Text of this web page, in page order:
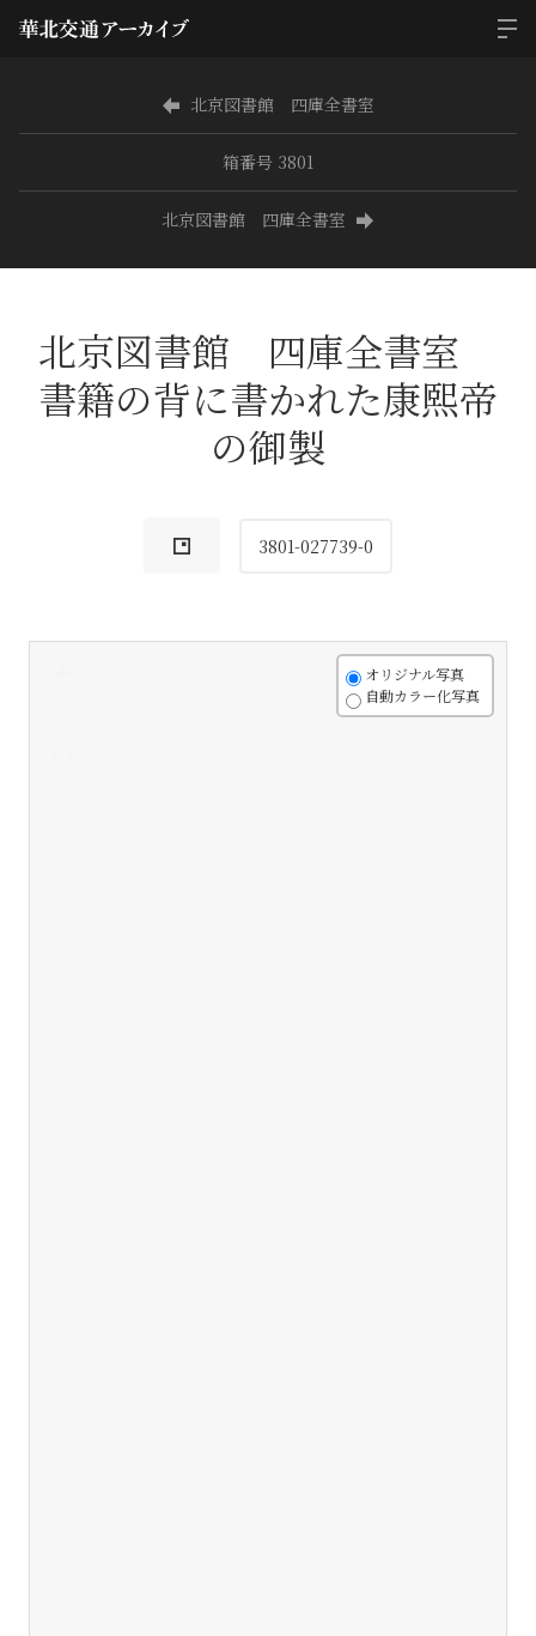
北京図書館 四庫全書室
箱番号 3801
北京図書館 四庫全書室
北京図書館 四庫全書室
書籍の背に書かれた康熙帝
の御製
3801-027739-0
オリジナル写真
自動カラー化写真